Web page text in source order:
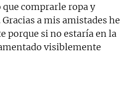
comprarle ropa y
a mis amistades he
porque si no estaría en la
visiblemente